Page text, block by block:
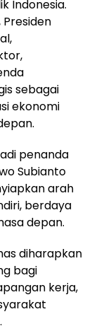
Indonesia.
sebagai
ekonomi
penanda
Subianto
arah
berdaya
depan.
diharapkan
bagi
kerja,